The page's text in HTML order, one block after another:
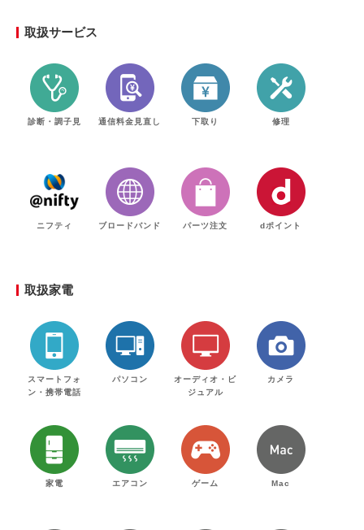
取扱サービス
診断・調子見 通信料金見直し 下取り 修理
ニフティ ブロードバンド パーツ注文 dポイント
取扱家電
スマートフォ
ン・携帯電話
パソコン
オーディオ・ビ
ジュアル
カメラ
家電 エアコン ゲーム Mac